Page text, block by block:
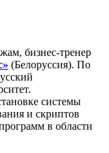
бизнес-тренер
(Белоруссия). По
системы
и скриптов
в области